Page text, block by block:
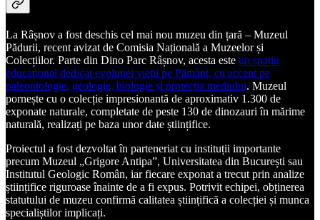
La Râșnov a fost deschis cel mai nou muzeu din țară – Muzeul
Pădurii, recent avizat de Comisia Națională a Muzeelor și
Colecțiilor. Parte din Dino Parc Râșnov, acesta este un spațiu
educațional dedicat evoluției vieții pe Pământ, cu accent pe
paleontologie, geologie, biologie și protecția mediului. Muzeul
pornește cu o colecție impresionantă de aproximativ 1.300 de
exponate naturale, completate de peste 130 de dinozauri în mărime
naturală, realizați pe baza unor date științifice.
Proiectul a fost dezvoltat în parteneriat cu instituții importante
precum Muzeul „Grigore Antipa”, Universitatea din București sau
Institutul Geologic Român, iar fiecare exponat a trecut prin analize
științifice riguroase înainte de a fi expus. Potrivit echipei, obținerea
statutului de muzeu confirmă calitatea științifică a colecției și munca
specialiștilor implicați.